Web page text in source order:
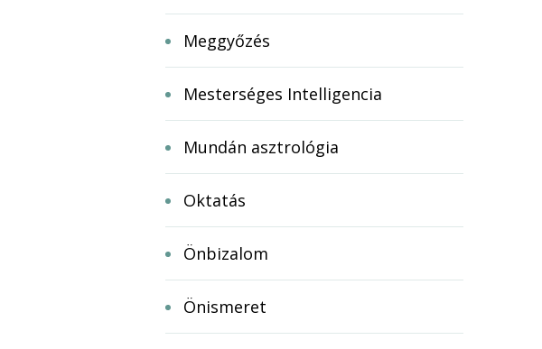
Meggyőzés
Mesterséges Intelligencia
Mundán asztrológia
Oktatás
Önbizalom
Önismeret